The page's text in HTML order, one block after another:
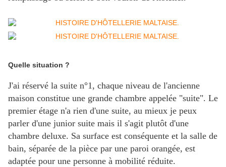
Quelle situation ?
J'ai réservé la suite n°1, chaque niveau de l'ancienne
maison constitue une grande chambre appelée "suite". Le
premier étage n'a rien d'une suite, au mieux je peux
parler d'une junior suite mais il s'agit plutôt d'une
chambre deluxe. Sa surface est conséquente et la salle de
bain, séparée de la pièce par une paroi orangée, est
adaptée pour une personne à mobilité réduite.